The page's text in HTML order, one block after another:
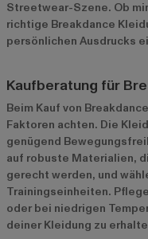
Streetwear-Szene. Ob
richtige Breakdance
persönlichen Ausdrucks
Kaufberatung für
Beim Kauf von
Faktoren achten. Die
genügend
auf robuste Materialien,
gerecht werden, und
Trainingseinheiten.
oder bei niedrigen
deiner Kleidung zu